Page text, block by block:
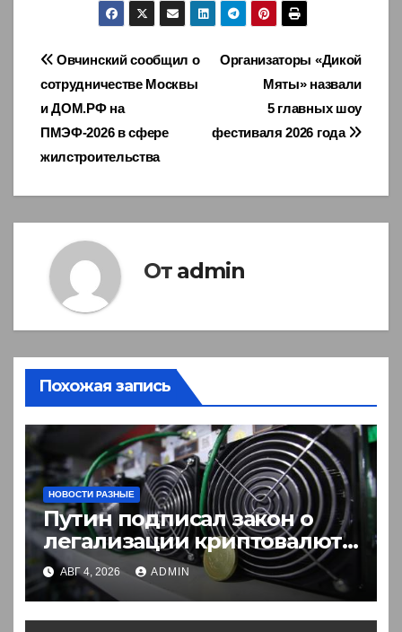
Навигация
по
записям
Организаторы «Дикой
Мяты» назвали
5 главных шоу
фестиваля 2026 года
Овчинский сообщил о
сотрудничестве Москвы
и ДОМ.РФ на
ПМЭФ-2026 в сфере
жилстроительства
От admin
Похожая запись
НОВОСТИ РАЗНЫЕ
Путин подписал закон о
легализации криптовалют
в России. Что нужно знать
АВГ 4, 2026 ADMIN